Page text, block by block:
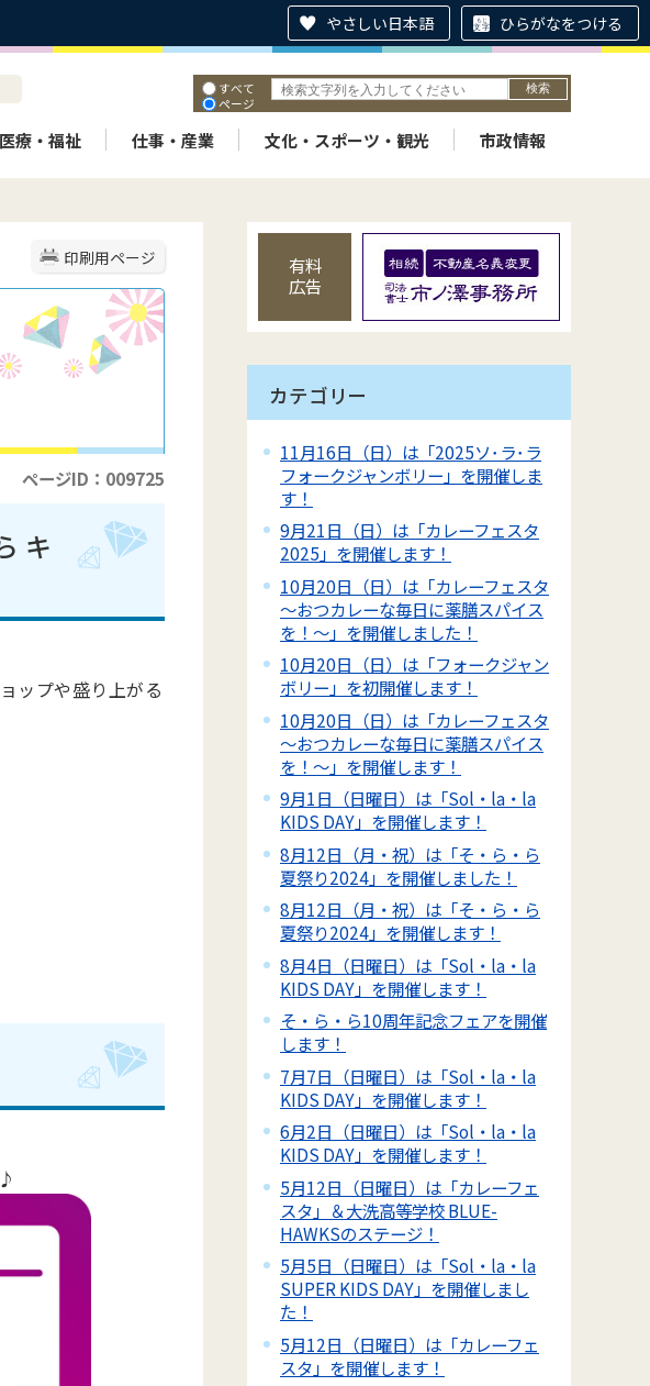
やさしい日本語 ひらがなをつける
すべて
ページ
療・福祉 仕事・産業 文化・スポーツ・観光 市政情報
印刷用ページ
ページID：009725
キ
ップや盛り上がる
有料
広告
カテゴリー
11月16日（日）は「2025ソ･ラ･ラ
フォークジャンボリー」を開催しま
す！
9月21日（日）は「カレーフェスタ
2025」を開催します！
10月20日（日）は「カレーフェスタ
～おつカレーな毎日に薬膳スパイス
を！～」を開催しました！
10月20日（日）は「フォークジャン
ボリー」を初開催します！
10月20日（日）は「カレーフェスタ
～おつカレーな毎日に薬膳スパイス
を！～」を開催します！
9月1日（日曜日）は「Sol・la・la
KIDS DAY」を開催します！
8月12日（月・祝）は「そ・ら・ら
夏祭り2024」を開催しました！
8月12日（月・祝）は「そ・ら・ら
夏祭り2024」を開催します！
8月4日（日曜日）は「Sol・la・la
KIDS DAY」を開催します！
そ・ら・ら10周年記念フェアを開催
します！
7月7日（日曜日）は「Sol・la・la
KIDS DAY」を開催します！
6月2日（日曜日）は「Sol・la・la
KIDS DAY」を開催します！
5月12日（日曜日）は「カレーフェ
スタ」＆大洗高等学校 BLUE-
HAWKSのステージ！
5月5日（日曜日）は「Sol・la・la
SUPER KIDS DAY」を開催しまし
た！
5月12日（日曜日）は「カレーフェ
スタ」を開催します！